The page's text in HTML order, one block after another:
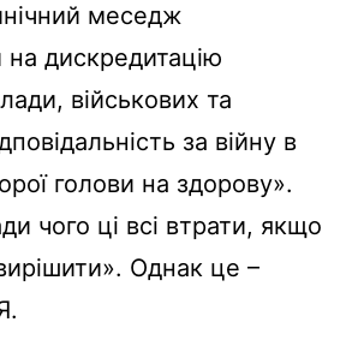
меседж
дискредитацію
військових та
за війну в
голови на здорову».
чого ці всі втрати, якщо
Однак це –